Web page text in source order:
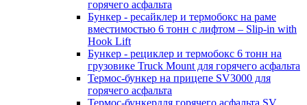
горячего асфальта
Бункер - ресайклер и термобокс на раме
вместимостью 6 тонн с лифтом – Slip-in with
Hook Lift
Бункер - рециклер и термобокс 6 тонн на
грузовике Truck Mount для горячего асфальта
Термос-бункер на прицепе SV3000 для
горячего асфальта
Термос-бункердля горячего асфальта SV